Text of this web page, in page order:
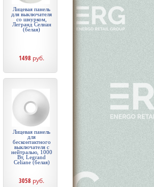
Лицевая панель
для выключателя
со шнурком,
Легранд Селиан
(белая)
1498 руб.
Лицевая панель
для
бесконтактного
выключателя с
нейтралью, 1000
Вт, Legrand
Celiane (белая)
3058 руб.